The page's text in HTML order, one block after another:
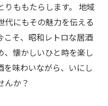
りももたらします。 地域
代にもその魅力を伝える
こそ、昭和レトロな居酒
、懐かしいひと時を楽し
を味わいながら、いにし
んか？